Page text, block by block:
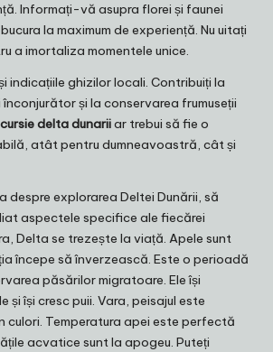
Informați-vă asupra florei și faunei
la maximum de experiență. Nu uitați
a imortaliza momentele unice.
indicațiile ghizilor locali. Contribuiți la
și la conservarea frumuseții
delta dunariiar trebui să fie o
atât pentru dumneavoastră, cât și
despre explorarea Deltei Dunării, să
aspectele specifice ale fiecărei
Delta se trezește la viață. Apele sunt
începe să înverzească. Este o perioadă
păsărilor migratoare. Ele își
și își cresc puii. Vara, peisajul este
culori. Temperatura apei este perfectă
acvatice sunt la apogeu. Puteți